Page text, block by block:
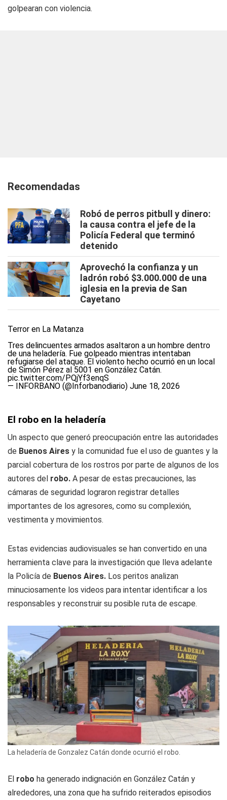
golpearan con violencia.
Recomendadas
Robó de perros pitbull y dinero:
la causa contra el jefe de la
Policía Federal que terminó
detenido
Aprovechó la confianza y un
ladrón robó $3.000.000 de una
iglesia en la previa de San
Cayetano
Terror en La Matanza
Tres delincuentes armados asaltaron a un hombre dentro
de una heladería. Fue golpeado mientras intentaban
refugiarse del ataque. El violento hecho ocurrió en un local
de Simón Pérez al 5001 en González Catán.
pic.twitter.com/PQjYf3enqS
— INFORBANO (@Inforbanodiario) June 18, 2026
El robo en la heladería
Un aspecto que generó preocupación entre las autoridades
de Buenos Aires y la comunidad fue el uso de guantes y la
parcial cobertura de los rostros por parte de algunos de los
autores del robo. A pesar de estas precauciones, las
cámaras de seguridad lograron registrar detalles
importantes de los agresores, como su complexión,
vestimenta y movimientos.
Estas evidencias audiovisuales se han convertido en una
herramienta clave para la investigación que lleva adelante
la Policía de Buenos Aires. Los peritos analizan
minuciosamente los videos para intentar identificar a los
responsables y reconstruir su posible ruta de escape.
La heladería de Gonzalez Catán donde ocurrió el robo.
El robo ha generado indignación en González Catán y
alrededores, una zona que ha sufrido reiterados episodios